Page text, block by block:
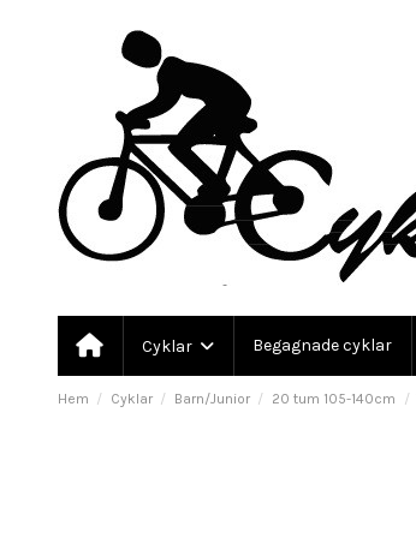
Cyklar Begagnade cyklar
Hem Cyklar Barn/Junior 20 tum 105-140cm